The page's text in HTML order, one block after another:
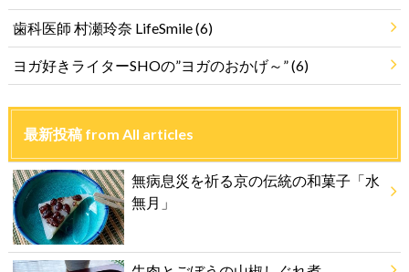
歯科医師 村瀬玲奈 LifeSmile(6)
ヨガ好きライターSHOの”ヨガのおかげ～”(6)
最新投稿 from All articles
無病息災を祈る京の伝統の和菓子「水
無月」